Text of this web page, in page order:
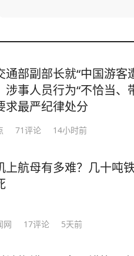
通部副部长就“中国游客
涉事人员行为“不恰当、
求最严纪律处分
71评论 14小时前
上航母有多难？几十吨
网 17评论 5天前